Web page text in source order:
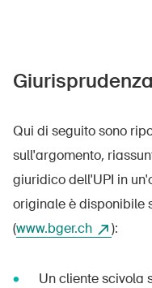
Corsi ed eventi
Approfondimenti
Delegate e delegati alla
Giurisprudenza
Qui di seguito sono
sull'argomento,
giuridico dell'UPI in
originale è disponibile
(www.bger.ch ):
Un cliente scivola